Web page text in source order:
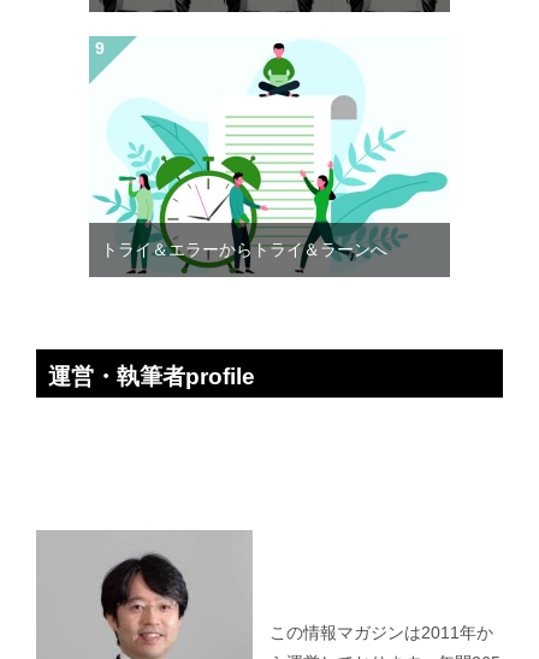
トライ＆エラーからトライ＆ラーンへ
運営・執筆者profile
この情報マガジンは2011年か